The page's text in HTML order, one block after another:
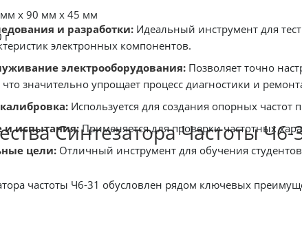
x 90 мм x 45 мм
г
и разработки: Идеальный инструмент для
электронных компонентов.
электрооборудования: Позволяет точно
значительно упрощает процесс диагностики и
Используется для создания опорных
и испытания:Применяется для проверки частотных
цели: Отличный инструмент для обучения
Синтезатора Частоты Ч6-
синтезатора частоты Ч6-31 обусловлен рядом ключевых